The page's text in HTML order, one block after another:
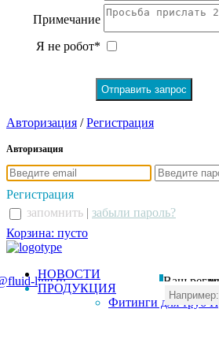
Примечание
Я не робот*
Авторизация /Регистрация
Авторизация
Регистрация
запомнить | забыли пароль?
Корзина: пусто
line.ru
+7
Ваш
НОВОСТИ
ПРОДУКЦИЯ
Фитинги для труб